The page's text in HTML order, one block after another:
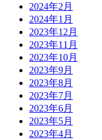
2024年2月
2024年1月
2023年12月
2023年11月
2023年10月
2023年9月
2023年8月
2023年7月
2023年6月
2023年5月
2023年4月